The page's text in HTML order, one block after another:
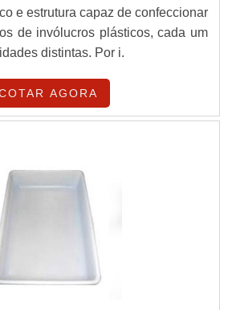
e estrutura capaz de confeccionar
de invólucros plásticos, cada um
distintas. Por i.
AGORA